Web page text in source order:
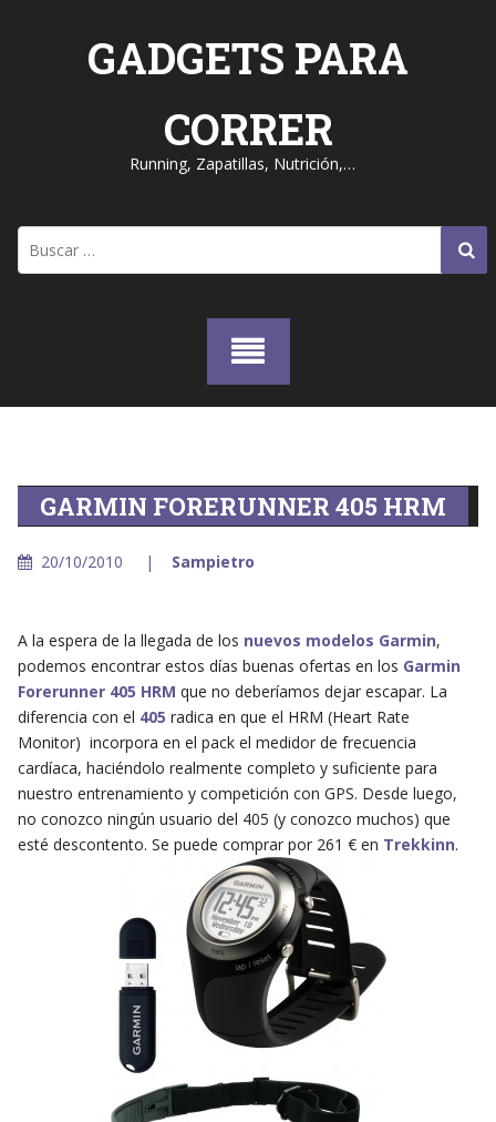
GADGETS PARA
CORRER
Running, Zapatillas, Nutrición,…
GARMIN FORERUNNER 405 HRM
20/10/2010 Sampietro
A la espera de la llegada de los nuevos modelos Garmin,
podemos encontrar estos días buenas ofertas en los Garmin
Forerunner 405 HRM que no deberíamos dejar escapar. La
diferencia con el 405 radica en que el HRM (Heart Rate
Monitor) incorpora en el pack el medidor de frecuencia
cardíaca, haciéndolo realmente completo y suficiente para
nuestro entrenamiento y competición con GPS. Desde luego,
no conozco ningún usuario del 405 (y conozco muchos) que
esté descontento. Se puede comprar por 261 € en Trekkinn.